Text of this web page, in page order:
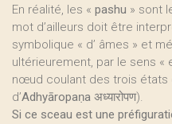
En réalité, les « pashu » sont
mot d’ailleurs doit être
symbolique « d’ âmes » et
ultérieurement, par le sens «
nœud coulant des trois états
d’Adhyāropaṇa अध्यारोपण).
Si ce sceau est une